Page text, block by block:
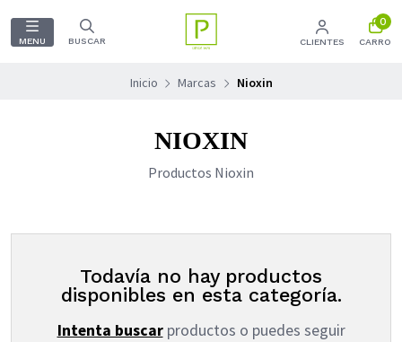
MENU BUSCAR CLIENTES
0
CARRO
Inicio Marcas Nioxin
NIOXIN
Productos Nioxin
Todavía no hay productos
disponibles en esta categoría.
Intenta buscarproductos o puedes seguir